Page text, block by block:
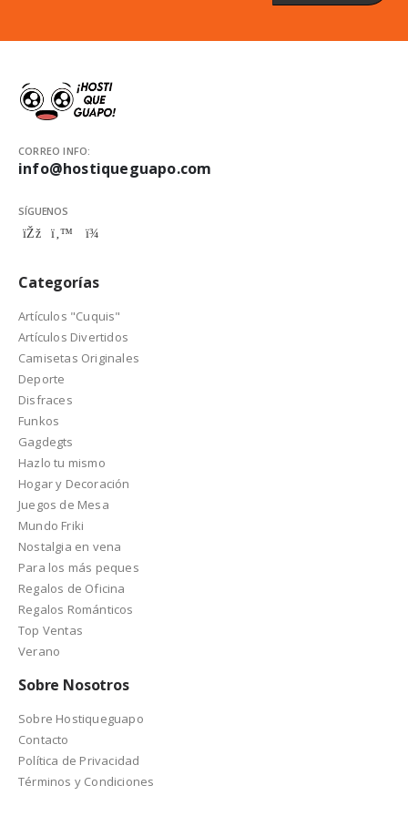
CORREO INFO:
info@hostiqueguapo.com
SÍGUENOS
Categorías
Artículos "Cuquis"
Artículos Divertidos
Camisetas Originales
Deporte
Disfraces
Funkos
Gagdegts
Hazlo tu mismo
Hogar y Decoración
Juegos de Mesa
Mundo Friki
Nostalgia en vena
Para los más peques
Regalos de Oficina
Regalos Románticos
Top Ventas
Verano
Sobre Nosotros
Sobre Hostiqueguapo
Contacto
Política de Privacidad
Términos y Condiciones